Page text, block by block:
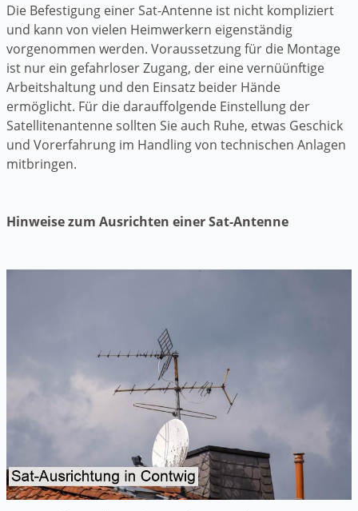
Die Befestigung einer Sat-Antenne ist nicht kompliziert
und kann von vielen Heimwerkern eigenständig
vorgenommen werden. Voraussetzung für die Montage
ist nur ein gefahrloser Zugang, der eine vernüünftige
Arbeitshaltung und den Einsatz beider Hände
ermöglicht. Für die darauffolgende Einstellung der
Satellitenantenne sollten Sie auch Ruhe, etwas Geschick
und Vorerfahrung im Handling von technischen Anlagen
mitbringen.
Hinweise zum Ausrichten einer Sat-Antenne